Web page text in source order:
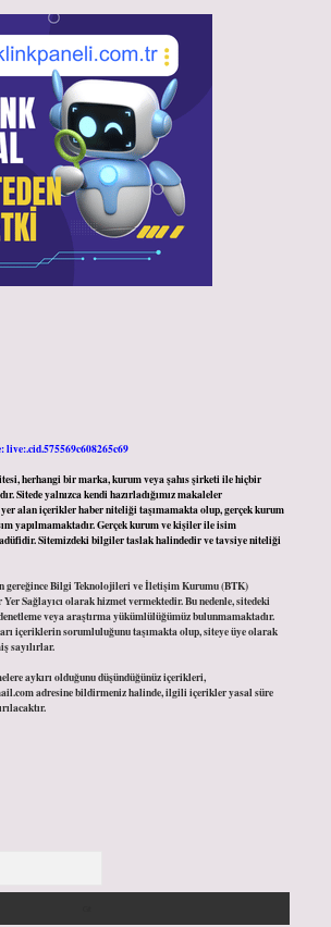
live:.cid.575569c608265c69
herhangi bir marka, kurum veya şahıs şirketi ile hiçbir
Sitede yalnızca kendi hazırladığımız makaleler
alan içerikler haber niteliği taşımamakta olup, gerçek kurum
yapılmamaktadır. Gerçek kurum ve kişiler ile isim
Sitemizdeki bilgiler taslak halindedir ve tavsiye niteliği
gereğince Bilgi Teknolojileri ve İletişim Kurumu (BTK)
Sağlayıcı olarak hizmet vermektedir. Bu nedenle, sitedeki
veya araştırma yükümlülüğümüz bulunmamaktadır.
içeriklerin sorumluluğunu taşımakta olup, siteye üye olarak
sayılırlar.
aykırı olduğunu düşündüğünüz içerikleri,
adresine bildirmeniz halinde, ilgili içerikler yasal süre